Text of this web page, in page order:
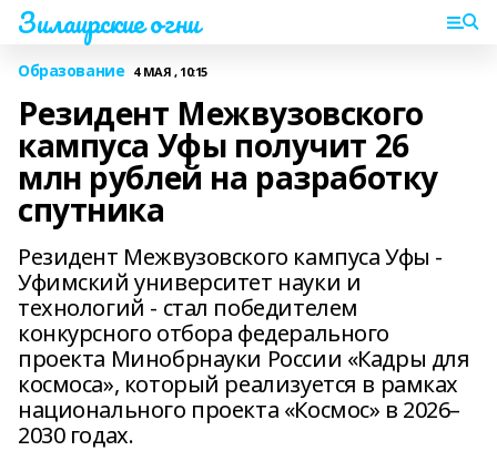
Зилаирские огни
Образование 4 МАЯ , 10:15
Резидент Межвузовского
кампуса Уфы получит 26
млн рублей на разработку
спутника
Резидент Межвузовского кампуса Уфы -
Уфимский университет науки и
технологий - стал победителем
конкурсного отбора федерального
проекта Минобрнауки России «Кадры для
космоса», который реализуется в рамках
национального проекта «Космос» в 2026–
2030 годах.